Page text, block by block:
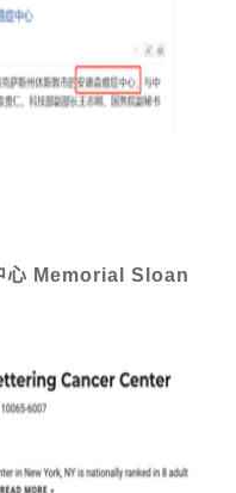
心 Memorial Sloan